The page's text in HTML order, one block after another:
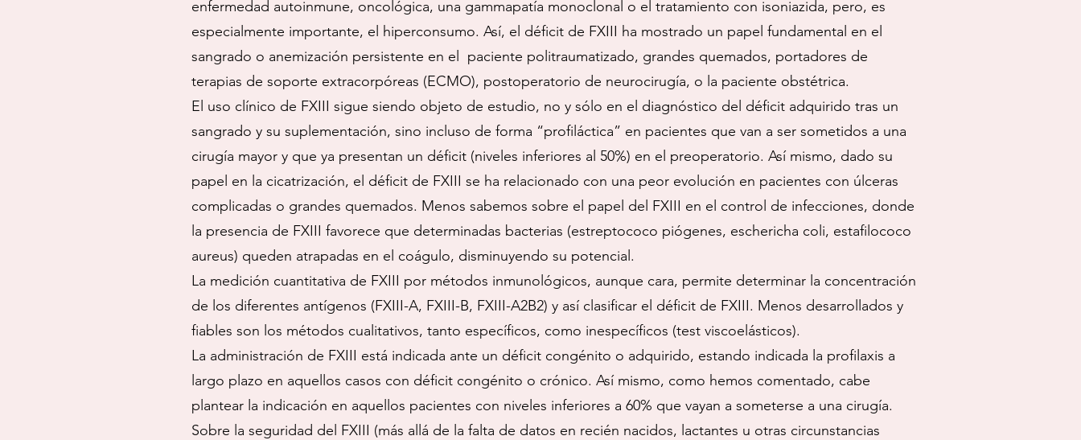
enfermedad autoinmune, oncológica, una gammapatía monoclonal o el tratamiento con isoniazida, pero, es
especialmente importante, el hiperconsumo. Así, el déficit de FXIII ha mostrado un papel fundamental en el
sangrado o anemización persistente en el paciente politraumatizado, grandes quemados, portadores de
terapias de soporte extracorpóreas (ECMO), postoperatorio de neurocirugía, o la paciente obstétrica.
El uso clínico de FXIII sigue siendo objeto de estudio, no y sólo en el diagnóstico del déficit adquirido tras un
sangrado y su suplementación, sino incluso de forma “profiláctica” en pacientes que van a ser sometidos a una
cirugía mayor y que ya presentan un déficit (niveles inferiores al 50%) en el preoperatorio. Así mismo, dado su
papel en la cicatrización, el déficit de FXIII se ha relacionado con una peor evolución en pacientes con úlceras
complicadas o grandes quemados. Menos sabemos sobre el papel del FXIII en el control de infecciones, donde
la presencia de FXIII favorece que determinadas bacterias (estreptococo piógenes, eschericha coli, estafilococo
aureus) queden atrapadas en el coágulo, disminuyendo su potencial.
La medición cuantitativa de FXIII por métodos inmunológicos, aunque cara, permite determinar la concentración
de los diferentes antígenos (FXIII-A, FXIII-B, FXIII-A2B2) y así clasificar el déficit de FXIII. Menos desarrollados y
fiables son los métodos cualitativos, tanto específicos, como inespecíficos (test viscoelásticos).
La administración de FXIII está indicada ante un déficit congénito o adquirido, estando indicada la profilaxis a
largo plazo en aquellos casos con déficit congénito o crónico. Así mismo, como hemos comentado, cabe
plantear la indicación en aquellos pacientes con niveles inferiores a 60% que vayan a someterse a una cirugía.
Sobre la seguridad del FXIII (más allá de la falta de datos en recién nacidos, lactantes u otras circunstancias